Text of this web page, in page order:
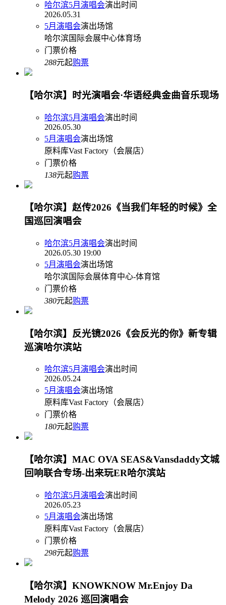
哈尔滨5月演唱会演出时间
2026.05.31
5月演唱会演出场馆
哈尔滨国际会展中心体育场
门票价格
288元起购票
【哈尔滨】时光演唱会·华语经典金曲音乐现场
哈尔滨5月演唱会演出时间
2026.05.30
5月演唱会演出场馆
原料库Vast Factory（会展店）
门票价格
138元起购票
【哈尔滨】赵传2026《当我们年轻的时候》全
国巡回演唱会
哈尔滨5月演唱会演出时间
2026.05.30 19:00
5月演唱会演出场馆
哈尔滨国际会展体育中心-体育馆
门票价格
380元起购票
【哈尔滨】反光镜2026《会反光的你》新专辑
巡演哈尔滨站
哈尔滨5月演唱会演出时间
2026.05.24
5月演唱会演出场馆
原料库Vast Factory（会展店）
门票价格
180元起购票
【哈尔滨】MAC OVA SEAS&Vansdaddy文城
回响联合专场-出来玩ER哈尔滨站
哈尔滨5月演唱会演出时间
2026.05.23
5月演唱会演出场馆
原料库Vast Factory（会展店）
门票价格
298元起购票
【哈尔滨】KNOWKNOW Mr.Enjoy Da
Melody 2026 巡回演唱会